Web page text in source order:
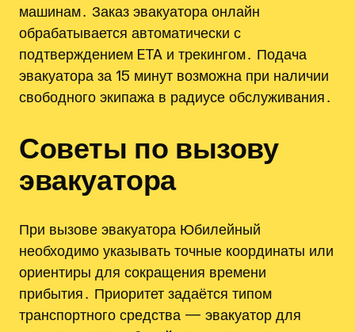
машинам․ Заказ эвакуатора онлайн
обрабатывается автоматически с
подтверждением ETA и трекингом․ Подача
эвакуатора за 15 минут возможна при наличии
свободного экипажа в радиусе обслуживания․
Советы по вызову
эвакуатора
При вызове эвакуатора Юбилейный
необходимо указывать точные координаты или
ориентиры для сокращения времени
прибытия․ Приоритет задаётся типом
транспортного средства — эвакуатор для